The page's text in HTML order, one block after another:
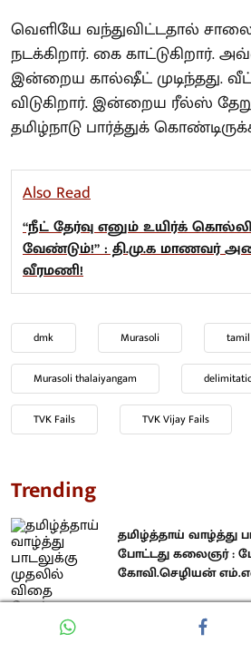
வெளியே வந்துவிட்டதால்
நடக்கிறார். கை காட்டுகிறார்.
இன்றைய கால்ஷீட் முடிந்தது.
விடுகிறார். இன்றைய ரீல்ஸ்
தமிழ்நாடு பார்த்துக்
Also Read
“நீட் தேர்வு எனும் உயிர்க்
வேண்டும்!” : தி.மு.க மாணவர்
வீரமணி!
dmk Murasoli
Murasoli thalaiyangam
TVK Fails TVK Vijay Fails
Trending
தமிழ்த்தாய் வாழ்த்து
போட்டது கலைஞர் :
கோவி.செழியன்
“நீட் தேர்வு எனும்
செய்ய வேண்டும்!” :